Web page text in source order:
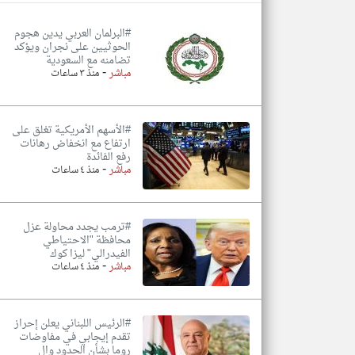
#البرلمان العربي يدين هجوم
الحوثيين على نجران ويؤكد
تضامنه مع السعودية
مباشر-منذ ٣ ساعات
#الأسهم الأمريكية تغلق على
ارتفاع مع انخفاض رهانات
رفع الفائدة
مباشر-منذ ٤ ساعات
#ترمب يجدد محاولة عزل
محافظة "الاحتياطي
الفيدرالي" ليزا كوك
مباشر-منذ ٤ ساعات
#الرئيس اللبناني يعلن إحراز
تقدم إيجابي في مفاوضات
روما بشأن الحدود وال